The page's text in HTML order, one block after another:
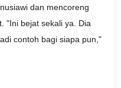
dan mencoreng
"Ini bejat sekali ya. Dia
contoh bagi siapa pun,"